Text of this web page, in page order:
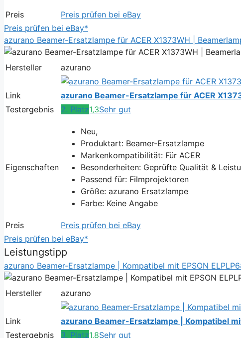
Preis
Preis prüfen bei eBay
Preis prüfen bei eBay*
azurano Beamer-Ersatzlampe für ACER X1373WH |
Hersteller azurano
Link
azurano Beamer-Ersatzlampe für ACER
Testergebnis
2. Platz1,3Sehr gut
Eigenschaften
Neu,
Produktart: Beamer-Ersatzlampe
Markenkompatibilität: Für ACER
Besonderheiten: Geprüfte Qualität &
Passend für: Filmprojektoren
Größe: azurano Ersatzlampe
Farbe: Keine Angabe
Preis
Preis prüfen bei eBay
Preis prüfen bei eBay*
Leistungstipp
azurano Beamer-Ersatzlampe | Kompatibel mit EPSON
Hersteller azurano
Link
azurano Beamer-Ersatzlampe | Kompatibel
Testergebnis
3. Platz1,8Sehr gut